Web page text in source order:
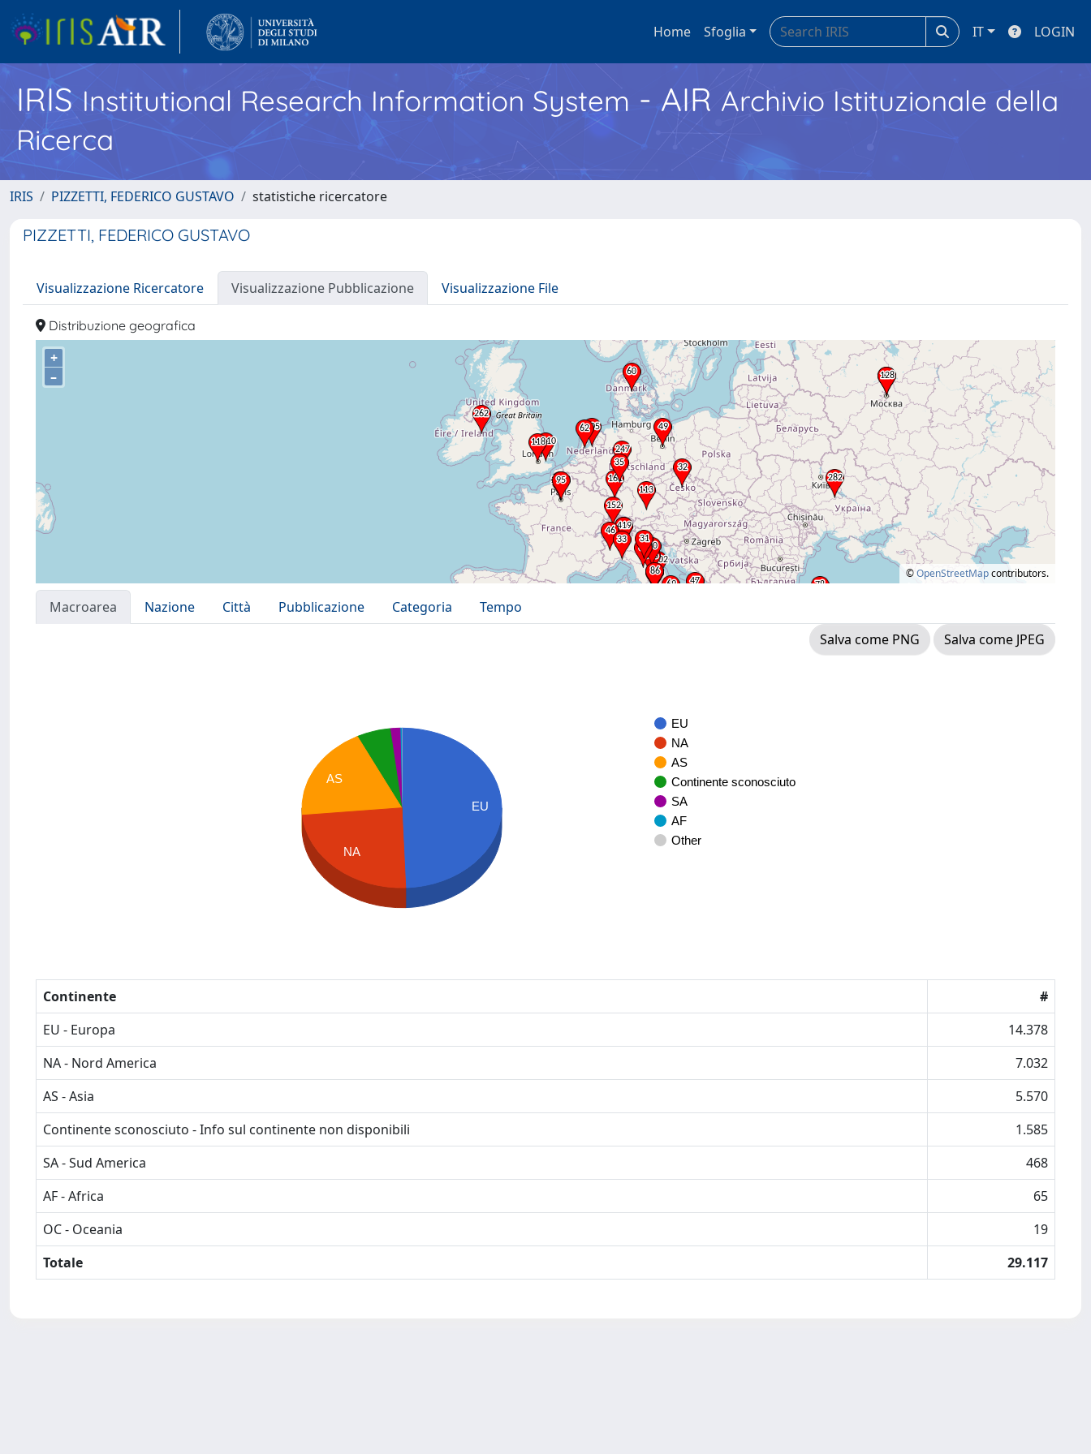
Home Sfoglia IT LOGIN
IRISInstitutional Research Information System - AIR Archivio Istituzionale della
Ricerca
IRIS PIZZETTI, FEDERICO GUSTAVO statistiche ricercatore
PIZZETTI, FEDERICO GUSTAVO
Visualizzazione Ricercatore Visualizzazione Pubblicazione Visualizzazione File
Distribuzione geografica
+
–
©OpenStreetMapcontributors.
Macroarea Nazione Città Pubblicazione Categoria
Tempo
Salva come PNG
Salva come JPEG
EU
NA
AS
Continente sconosciuto
SA
AF
Other
EU
AS
NA
Continente
#
EU - Europa
14.378
NA - Nord America
7.032
AS - Asia
5.570
Continente sconosciuto - Info sul continente non disponibili
1.585
SA - Sud America
468
AF - Africa
65
OC - Oceania
19
Totale
29.117